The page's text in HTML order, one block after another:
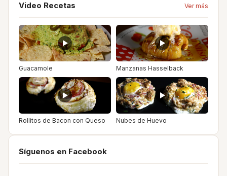
Video Recetas Ver más
Guacamole Manzanas Hasselback
Rollitos de Bacon con Queso Nubes de Huevo
Síguenos en Facebook